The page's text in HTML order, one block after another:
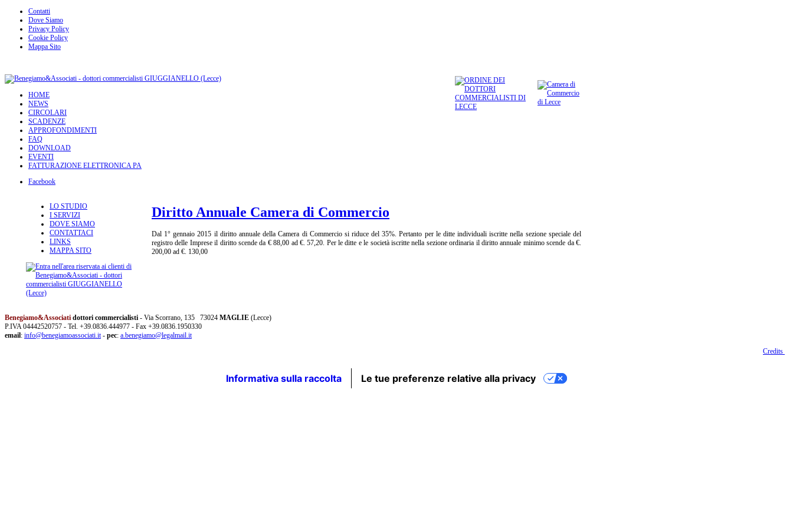
Contatti
Dove Siamo
Privacy Policy
Cookie Policy
Mappa Sito
HOME
NEWS
CIRCOLARI
SCADENZE
APPROFONDIMENTI
FAQ
DOWNLOAD
EVENTI
FATTURAZIONE ELETTRONICA PA
Facebook
LO STUDIO
I SERVIZI
DOVE SIAMO
CONTATTACI
LINKS
MAPPA SITO
Diritto Annuale Camera di Commercio
Dal 1° gennaio 2015 il diritto annuale della Camera di Commercio si riduce del 35%. Pertanto per le ditte individuali iscritte nella sezione speciale del
registro delle Imprese il diritto scende da € 88,00 ad €. 57,20. Per le ditte e le società iscritte nella sezione ordinaria il diritto annuale minimo scende da €.
200,00 ad €. 130,00
Benegiamo&Associati dottori commercialisti - Via Scorrano, 135 73024 MAGLIE (Lecce)
P.IVA 04442520757 - Tel. +39.0836.444977 - Fax +39.0836.1950330
email: info@benegiamoassociati.it- pec: a.benegiamo@legalmail.it
Credits
Informativa sulla raccolta Le tue preferenze relative alla privacy